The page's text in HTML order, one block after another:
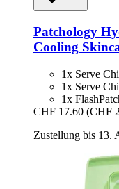
Patchology
Cooling
1x Serve
1x Serve
1x
CHF 17.60 (CHF
Zustellung bis 13.